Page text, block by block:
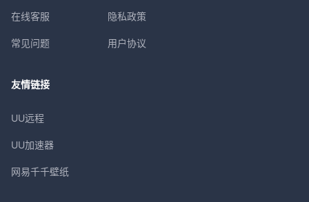
在线客服
常见问题
隐私政策
用户协议
友情链接
UU远程
UU加速器
网易千千壁纸